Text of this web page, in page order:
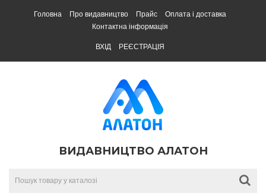
Головна Про видавництво Прайс
Оплата і доставка
Контактна інформація
ВХІД РЕЄСТРАЦІЯ
ВИДАВНИЦТВО АЛАТОН